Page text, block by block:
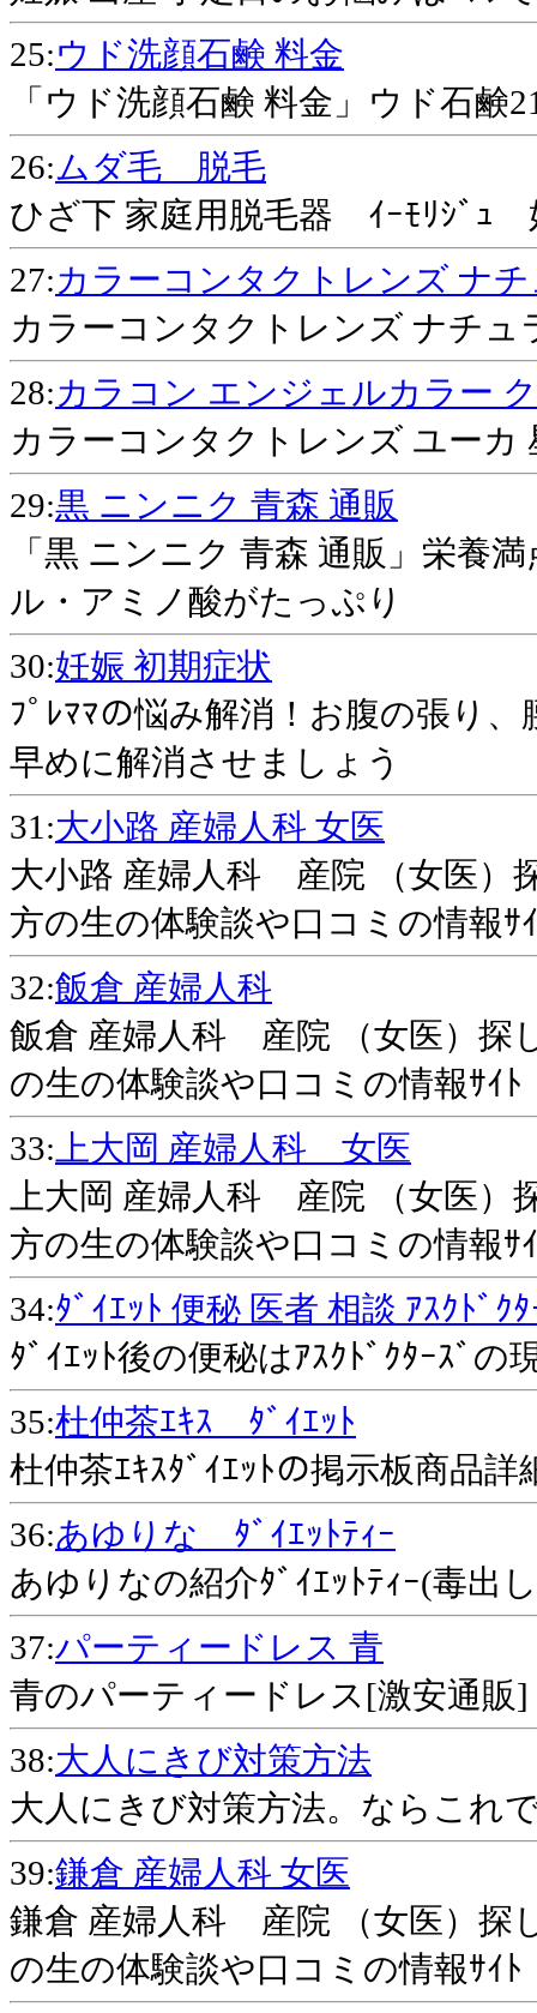
25:ウド洗顔石鹸 料金
「ウド洗顔石鹸 料金」ウド石鹸
26:ムダ毛 脱毛
ひざ下 家庭用脱毛器 ｲｰﾓﾘｼﾞｭ
27:カラーコンタクトレンズ ナ
カラーコンタクトレンズ ナチ
28:カラコン エンジェルカラー
カラーコンタクトレンズ ユー
29:黒 ニンニク 青森 通販
「黒 ニンニク 青森 通販」栄養
ル・アミノ酸がたっぷり
30:妊娠 初期症状
ﾌﾟﾚﾏﾏの悩み解消！お腹の張り
早めに解消させましょう
31:大小路 産婦人科 女医
大小路 産婦人科 産院 （女医
方の生の体験談や口コミの情報ｻ
32:飯倉 産婦人科
飯倉 産婦人科 産院 （女医）
の生の体験談や口コミの情報ｻｲﾄ
33: 上大岡 産婦人科 女医
上大岡 産婦人科 産院 （女医
方の生の体験談や口コミの情報ｻ
34:ﾀﾞｲｴｯﾄ 便秘 医者 相談 ｱｽｸﾄﾞｸ
ﾀﾞｲｴｯﾄ後の便秘はｱｽｸﾄﾞｸﾀｰｽﾞ
35:杜仲茶ｴｷｽ ﾀﾞｲｴｯﾄ
杜仲茶ｴｷｽﾀﾞｲｴｯﾄの掲示板商品詳
36:あゆりな ﾀﾞｲｴｯﾄﾃｨｰ
あゆりなの紹介ﾀﾞｲｴｯﾄﾃｨｰ(毒出
37:パーティードレス 青
青のパーティードレス[激安通販]
38:大人にきび対策方法
大人にきび対策方法。ならこれ
39:鎌倉 産婦人科 女医
鎌倉 産婦人科 産院 （女医）
の生の体験談や口コミの情報ｻｲﾄ